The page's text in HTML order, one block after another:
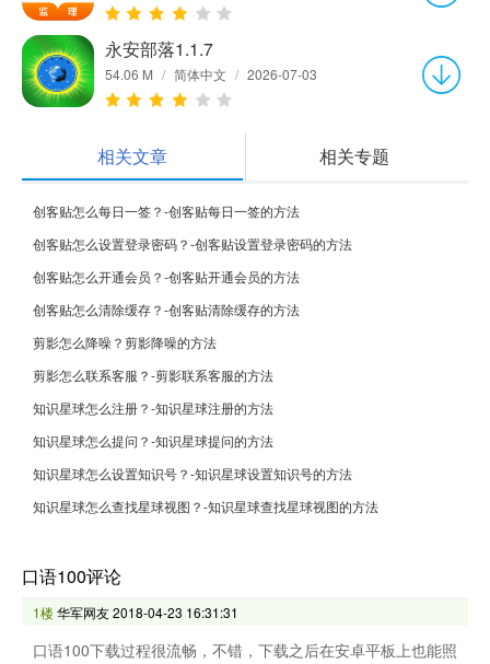
永安部落1.1.7
54.06 M / 简体中文 / 2026-07-03
相关文章 相关专题
创客贴怎么每日一签？-创客贴每日一签的方法
创客贴怎么设置登录密码？-创客贴设置登录密码的方法
创客贴怎么开通会员？-创客贴开通会员的方法
创客贴怎么清除缓存？-创客贴清除缓存的方法
剪影怎么降噪？剪影降噪的方法
剪影怎么联系客服？-剪影联系客服的方法
知识星球怎么注册？-知识星球注册的方法
知识星球怎么提问？-知识星球提问的方法
知识星球怎么设置知识号？-知识星球设置知识号的方法
知识星球怎么查找星球视图？-知识星球查找星球视图的方法
口语100评论
1楼华军网友2018-04-23 16:31:31
口语100下载过程很流畅，不错，下载之后在安卓平板上也能照